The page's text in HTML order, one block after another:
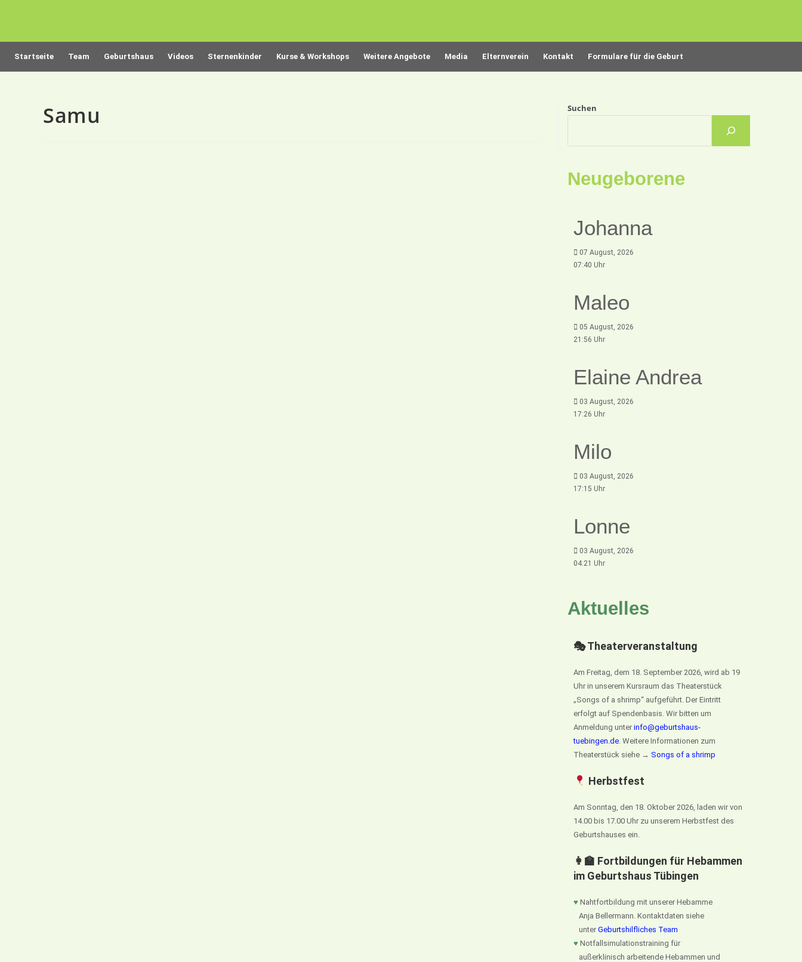
Startseite Team Geburtshaus Videos Sternenkinder Kurse & Workshops Weitere Angebote Media Elternverein Kontakt Formulare für die Geburt
Samu Suchen
Neugeborene
Johanna
07 August, 2026
07:40 Uhr
Maleo
05 August, 2026
21:56 Uhr
Elaine Andrea
03 August, 2026
17:26 Uhr
Milo
03 August, 2026
17:15 Uhr
Lonne
03 August, 2026
04:21 Uhr
Aktuelles
🎭 Theaterveranstaltung
Am Freitag, dem 18. September 2026, wird ab 19
Uhr in unserem Kursraum das Theaterstück
„Songs of a shrimp“ aufgeführt. Der Eintritt
erfolgt auf Spendenbasis. Wir bitten um
Anmeldung unter info@geburtshaus-
tuebingen.de. Weitere Informationen zum
Theaterstück siehe → Songs of a shrimp
Herbstfest
Am Sonntag, den 18. Oktober 2026, laden wir von
14.00 bis 17.00 Uhr zu unserem Herbstfest des
Geburtshauses ein.
👩‍🏫 Fortbildungen für Hebammen
im Geburtshaus Tübingen
♥ Nahtfortbildung mit unserer Hebamme
Anja Bellermann. Kontaktdaten siehe
unter Geburtshilfliches Team
♥ Notfallsimulationstraining für
außerklinisch arbeitende Hebammen und